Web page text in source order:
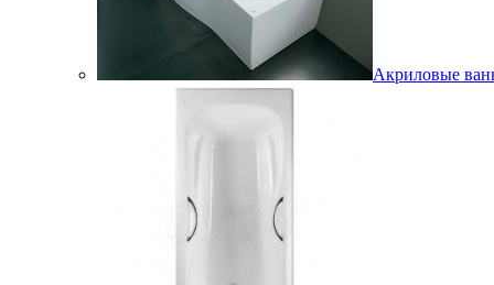
Акриловые